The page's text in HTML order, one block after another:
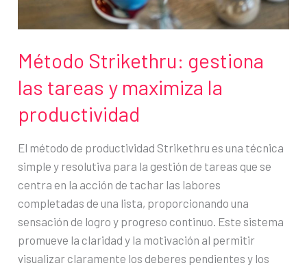
Método Strikethru: gestiona
las tareas y maximiza la
productividad
El método de productividad Strikethru es una técnica
simple y resolutiva para la gestión de tareas que se
centra en la acción de tachar las labores
completadas de una lista, proporcionando una
sensación de logro y progreso continuo. Este sistema
promueve la claridad y la motivación al permitir
visualizar claramente los deberes pendientes y los